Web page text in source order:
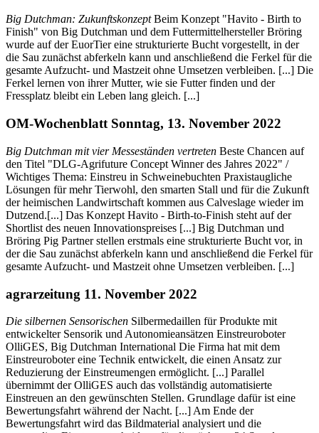
Big Dutchman: ZukunftskonzeptBeim Konzept "Havito - Birth to
Finish" von Big Dutchman und dem Futtermittelhersteller Bröring
wurde auf der EuorTier eine strukturierte Bucht vorgestellt, in der
die Sau zunächst abferkeln kann und anschließend die Ferkel für die
gesamte Aufzucht- und Mastzeit ohne Umsetzen verbleiben. [...] Die
Ferkel lernen von ihrer Mutter, wie sie Futter finden und der
Fressplatz bleibt ein Leben lang gleich. [...]
OM-Wochenblatt Sonntag, 13. November 2022
Big Dutchman mit vier Messeständen vertreten Beste Chancen auf
den Titel "DLG-Agrifuture Concept Winner des Jahres 2022" /
Wichtiges Thema: Einstreu in Schweinebuchten Praxistaugliche
Lösungen für mehr Tierwohl, den smarten Stall und für die Zukunft
der heimischen Landwirtschaft kommen aus Calveslage wieder im
Dutzend.[...] Das Konzept Havito - Birth-to-Finish steht auf der
Shortlist des neuen Innovationspreises [...] Big Dutchman und
Bröring Pig Partner stellen erstmals eine strukturierte Bucht vor, in
der die Sau zunächst abferkeln kann und anschließend die Ferkel für
gesamte Aufzucht- und Mastzeit ohne Umsetzen verbleiben. [...]
agrarzeitung 11. November 2022
Die silbernen Sensorischen Silbermedaillen für Produkte mit
entwickelter Sensorik und Autonomieansätzen Einstreuroboter
OlliGES, Big Dutchman International Die Firma hat mit dem
Einstreuroboter eine Technik entwickelt, die einen Ansatz zur
Reduzierung der Einstreumengen ermöglicht. [...] Parallel
übernimmt der OlliGES auch das vollständig automatisierte
Einstreuen an den gewünschten Stellen. Grundlage dafür ist eine
Bewertungsfahrt während der Nacht. [...] Am Ende der
Bewertungsfahrt wird das Bildmaterial analysiert und die